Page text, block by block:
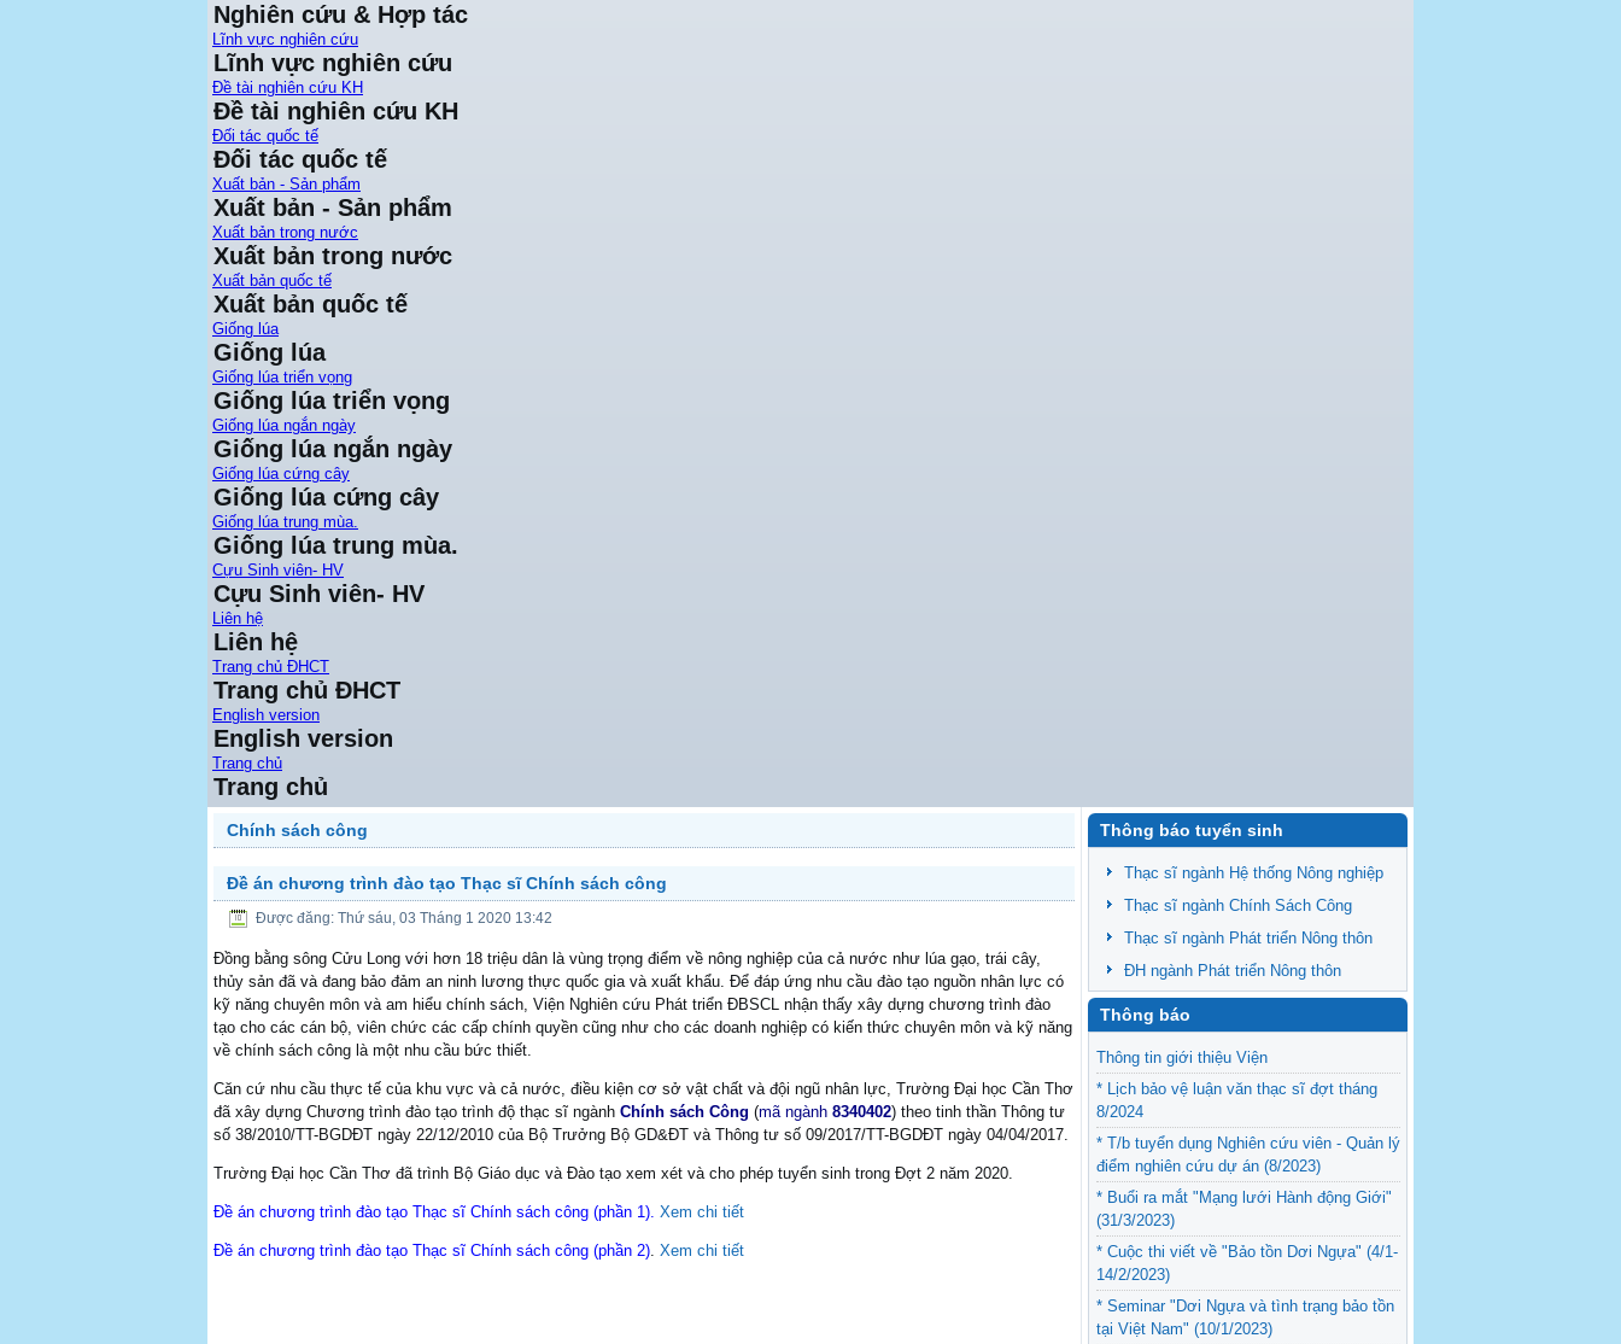
Nghiên cứu & Hợp tác
Lĩnh vực nghiên cứu
Lĩnh vực nghiên cứu
Đề tài nghiên cứu KH
Đề tài nghiên cứu KH
Đối tác quốc tế
Đối tác quốc tế
Xuất bản - Sản phẩm
Xuất bản - Sản phẩm
Xuất bản trong nước
Xuất bản trong nước
Xuất bản quốc tế
Xuất bản quốc tế
Giống lúa
Giống lúa
Giống lúa triển vọng
Giống lúa triển vọng
Giống lúa ngắn ngày
Giống lúa ngắn ngày
Giống lúa cứng cây
Giống lúa cứng cây
Giống lúa trung mùa.
Giống lúa trung mùa.
Cựu Sinh viên- HV
Cựu Sinh viên- HV
Liên hệ
Liên hệ
Trang chủ ĐHCT
Trang chủ ĐHCT
English version
English version
Trang chủ
Trang chủ
Chính sách công
Đề án chương trình đào tạo Thạc sĩ Chính sách công
Được đăng: Thứ sáu, 03 Tháng 1 2020 13:42
Đồng bằng sông Cửu Long với hơn 18 triệu dân là vùng trọng điểm về nông nghiệp của cả nước như lúa gạo, trái cây,
thủy sản đã và đang bảo đảm an ninh lương thực quốc gia và xuất khẩu. Để đáp ứng nhu cầu đào tạo nguồn nhân lực có
kỹ năng chuyên môn và am hiểu chính sách, Viện Nghiên cứu Phát triển ĐBSCL nhận thấy xây dựng chương trình đào
tạo cho các cán bộ, viên chức các cấp chính quyền cũng như cho các doanh nghiệp có kiến thức chuyên môn và kỹ năng
về chính sách công là một nhu cầu bức thiết.
Căn cứ nhu cầu thực tế của khu vực và cả nước, điều kiện cơ sở vật chất và đội ngũ nhân lực, Trường Đại học Cần Thơ
đã xây dựng Chương trình đào tạo trình độ thạc sĩ ngành Chính sách Công (mã ngành 8340402) theo tinh thần Thông tư
số 38/2010/TT-BGDĐT ngày 22/12/2010 của Bộ Trưởng Bộ GD&ĐT và Thông tư số 09/2017/TT-BGDĐT ngày 04/04/2017.
Trường Đại học Cần Thơ đã trình Bộ Giáo dục và Đào tạo xem xét và cho phép tuyển sinh trong Đợt 2 năm 2020.
Đề án chương trình đào tạo Thạc sĩ Chính sách công (phần 1). Xem chi tiết
Đề án chương trình đào tạo Thạc sĩ Chính sách công (phần 2). Xem chi tiết
Thông báo tuyển sinh
Thạc sĩ ngành Hệ thống Nông nghiệp
Thạc sĩ ngành Chính Sách Công
Thạc sĩ ngành Phát triển Nông thôn
ĐH ngành Phát triển Nông thôn
Thông báo
Thông tin giới thiệu Viện
* Lịch bảo vệ luận văn thạc sĩ đợt tháng
8/2024
* T/b tuyển dụng Nghiên cứu viên - Quản lý
điểm nghiên cứu dự án (8/2023)
* Buổi ra mắt "Mạng lưới Hành động Giới"
(31/3/2023)
* Cuộc thi viết về "Bảo tồn Dơi Ngựa" (4/1-
14/2/2023)
* Seminar "Dơi Ngựa và tình trạng bảo tồn
tại Việt Nam" (10/1/2023)